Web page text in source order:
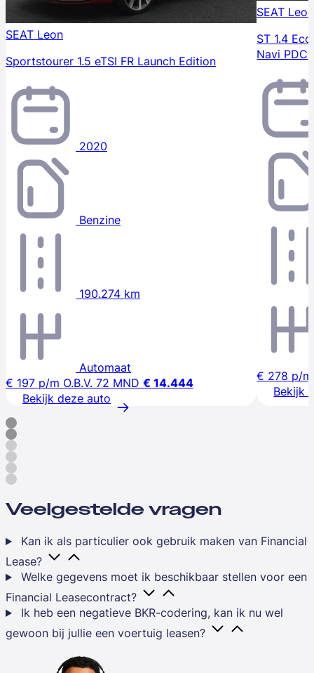
SEAT Leon
Sportstourer 1.5 eTSI FR Launch Edition
2020
Benzine
190.274 km
Automaat
€ 197 p/m O.B.V. 72 MND € 14.444
Bekijk deze auto
SEAT Leon
ST 1.4
Navi PDC
€ 278 p/m
Bekijk
Veelgestelde vragen
Kan ik als particulier ook gebruik maken van Financial
Lease?
Welke gegevens moet ik beschikbaar stellen voor een
Financial Leasecontract?
Ik heb een negatieve BKR-codering, kan ik nu wel
gewoon bij jullie een voertuig leasen?